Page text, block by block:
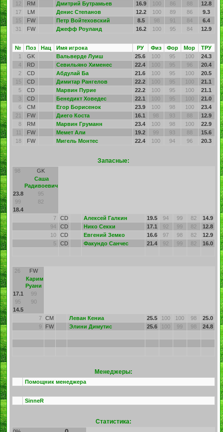
12
RM Дмитрий Бутрамьев 16.9 100 86 88
12.8
17
LM Денис Степанов 12.2 100 89 86
9.3
15
FW Петр Войтеховский 8.5 98 91 84
6.4
31
FW Джефф Роуланд 16.2 100 95 84 12.9
№ Поз Нац Имя игрока РУ Физ Фор Мор
ТРУ
1
GK Вальверде Луиш 25.6 100 95 100
24.3
4
RD Севильяно Хименес 22.4 100 95 96
20.4
2
CD Абдулай Ба 21.6 100 95 100
20.5
15
CD Димитар Рангелов 22.2 100 95 100
21.1
5
CD Марвин Пурие 22.2 100 95 100
21.1
3
CD Бенедикт Ховедес 22.1 100 95 100
21.0
6
CM Егор Борисенок 23.9 100 98 100
23.4
21
FW Диего Коста 16.1 98 93 88
12.9
8
RM Марвин Груманн 23.4 100 98 100
22.9
11
FW Мемет Али 19.2 99 93 88
15.6
18
FW Мигель Монтес 22.4 100 94 96 20.3
Запасные:
98
GK
Саша
Радивоевич
23.8
95
99
82
18.4
7
CD Алексей Галкин 19.5 94 99 82
14.9
94
CD Нико Секки 17.1 92 99 82
12.8
10
CD Евгений Земко 16.6 97 98 82
12.9
5
CD Факундо Санчес 21.4 92 99 82 16.0
26
FW
Карим
Руани
17.1
99
95
90
14.5
7
CM Леван Кениа 25.5 100 100 98
25.0
9
FW Элини Димутис 25.6 100 99 98 24.8
Менеджеры:
Помощник менеджера
SinneR
Статистика: